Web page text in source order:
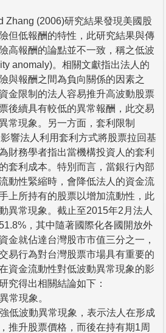
Zhang (2006)研究結果發現美國股
但低報酬的特性，此研究結果與傳
高報酬的論點並不一致，稱之低波
anomaly)。相關文獻指出法人的
與報酬之間為負向關係的因素之
金限制的法人容易推升高波動股票
後續具有較低的異常報酬，此交易
常現象。另一方面，套利限制
響法人利用套利方式將股票拉回基
財務學者指出當機構投資人的套利
套利成本。特別而言，當銀行內部
動性緊縮時，會降低法人的資金流
上所持有的股票以增加流動性，此
異常現象。截止至2015年2月法人
，其中隨著國際化各國開放外
金就佔達台灣股市市值三分之一，
易行為對台灣股票市場具有重要的
資金流動性對低波動異常現象的影
究得出相關結論如下：
常現象。
低波動異常現象，表示法人在形成
推升股票價格，而後在持有期1周